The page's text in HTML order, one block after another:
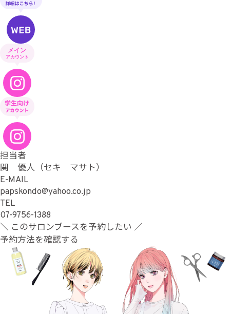
担当者
関 優人（セキ マサト）
E-MAIL
papskondo@yahoo.co.jp
TEL
07-9756-1388
＼ このサロンブースを予約したい ／
予約方法を確認する